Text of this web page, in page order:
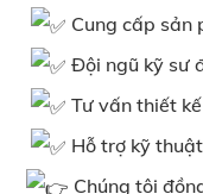
Cung cấp sản
Đội ngũ kỹ sư
Tư vấn thiết
Hỗ trợ kỹ
Chúng tôi